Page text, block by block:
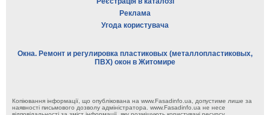
Реклама
Угода користувача
Окна. Ремонт и регулировка пластиковых (металлопластиковых,
ПВХ) окон в Житомире
Копіювання інформації, що опублікована на www.Fasadinfo.ua, допустиме лише за
наявності письмового дозволу адміністратора. www.Fasadinfo.ua не несе